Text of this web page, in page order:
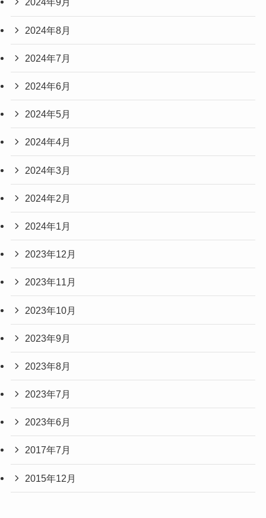
2024年8月
2024年7月
2024年6月
2024年5月
2024年4月
2024年3月
2024年2月
2024年1月
2023年12月
2023年11月
2023年10月
2023年9月
2023年8月
2023年7月
2023年6月
2017年7月
2015年12月